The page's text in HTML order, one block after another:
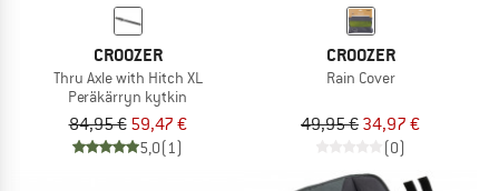
CROOZER
Thru Axle with Hitch XL
Peräkärryn kytkin
84,95 € 59,47 €
5,0(1)
CROOZER
Rain Cover
49,95 € 34,97 €
(0)